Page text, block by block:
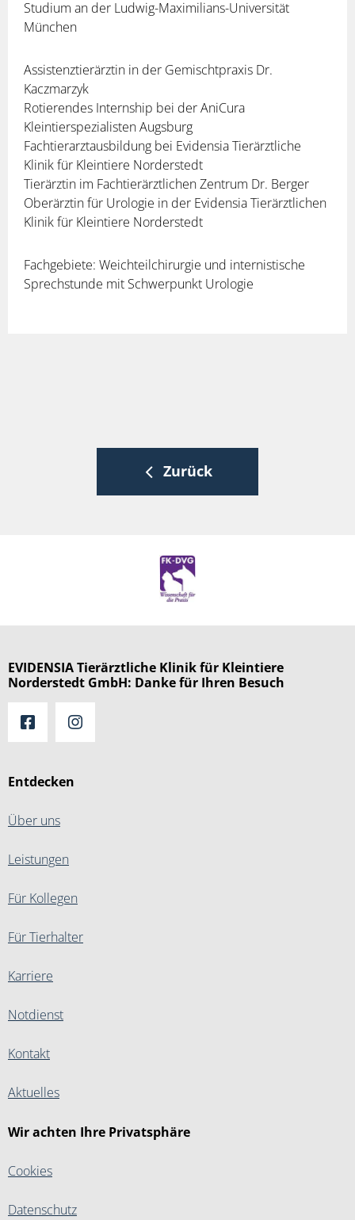
Studium an der Ludwig-Maximilians-Universität
München
Assistenztierärztin in der Gemischtpraxis Dr.
Kaczmarzyk
Rotierendes Internship bei der AniCura
Kleintierspezialisten Augsburg
Fachtierarztausbildung bei Evidensia Tierärztliche
Klinik für Kleintiere Norderstedt
Tierärztin im Fachtierärztlichen Zentrum Dr. Berger
Oberärztin für Urologie in der Evidensia Tierärztlichen
Klinik für Kleintiere Norderstedt
Fachgebiete: Weichteilchirurgie und internistische
Sprechstunde mit Schwerpunkt Urologie
Zurück
Entdecken
Über uns
Leistungen
Für Kollegen
Für Tierhalter
Karriere
Notdienst
Kontakt
Aktuelles
Wir achten Ihre Privatsphäre
Cookies
Datenschutz
EVIDENSIA Tierärztliche Klinik für Kleintiere
Norderstedt GmbH: Danke für Ihren Besuch